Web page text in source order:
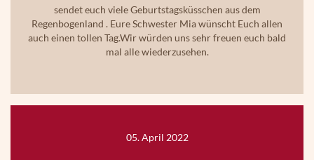
sendet euch viele Geburtstagsküsschen aus dem
Regenbogenland . Eure Schwester Mia wünscht Euch allen
auch einen tollen Tag.Wir würden uns sehr freuen euch bald
mal alle wiederzusehen.
05. April 2022